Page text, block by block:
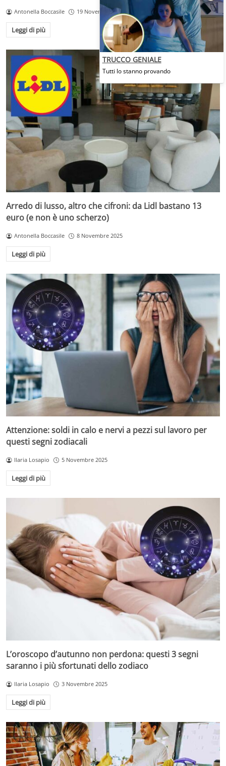
Antonella Boccasile 19 Novembre 2025
Leggi di più
Arredo di lusso, altro che cifroni: da Lidl bastano 13
euro (e non è uno scherzo)
Antonella Boccasile 8 Novembre 2025
Leggi di più
Attenzione: soldi in calo e nervi a pezzi sul lavoro per
questi segni zodiacali
Ilaria Losapio 5 Novembre 2025
Leggi di più
L’oroscopo d’autunno non perdona: questi 3 segni
saranno i più sfortunati dello zodiaco
Ilaria Losapio 3 Novembre 2025
Leggi di più
TRUCCO GENIALE
Tutti lo stanno provando